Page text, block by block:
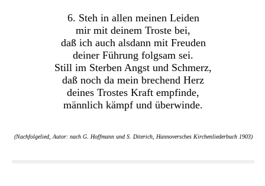
6. Steh in allen meinen Leiden
mir mit deinem Troste bei,
daß ich auch alsdann mit Freuden
deiner Führung folgsam sei.
Still im Sterben Angst und Schmerz,
daß noch da mein brechend Herz
deines Trostes Kraft empfinde,
männlich kämpf und überwinde.
(Nachfolgelied, Autor: nach G. Hoffmann und S. Diterich, Hannoversches Kirchenliederbuch 1903)